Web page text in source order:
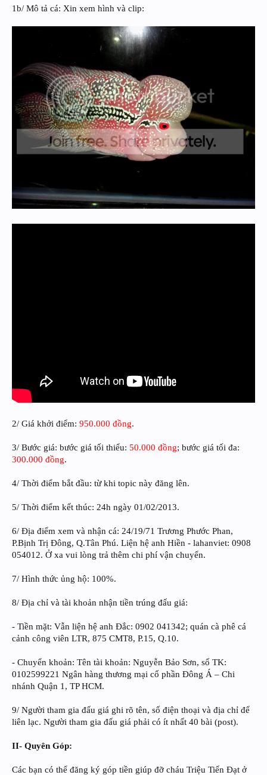
1b/ Mô tả cá: Xin xem hình và clip:
2/ Giá khởi điểm: 950.000 đồng.
3/ Bước giá: bước giá tối thiểu: 50.000 đồng; bước giá tối đa:
300.000 đồng.
4/ Thời điểm bắt đầu: từ khi topic này đăng lên.
5/ Thời điểm kết thúc: 24h ngày 01/02/2013.
6/ Địa điểm xem và nhận cá: 24/19/71 Trương Phước Phan,
P.Bịnh Trị Đông, Q.Tân Phú. Liện hệ anh Hiền - lahanviet: 0908
054012. Ở xa vui lòng trả thêm chi phí vận chuyển.
7/ Hình thức ủng hộ: 100%.
8/ Địa chỉ và tài khoản nhận tiền trúng đấu giá:
- Tiền mặt: Vẫn liện hệ anh Đắc: 0902 041342; quán cà phê cá
cảnh công viên LTR, 875 CMT8, P.15, Q.10.
- Chuyển khoản: Tên tài khoản: Nguyễn Bảo Sơn, số TK:
0102599221 Ngân hàng thương mại cố phần Đông Á – Chi
nhánh Quận 1, TP HCM.
9/ Người tham gia đấu giá ghi rõ tên, số điện thoại và địa chỉ để
liên lạc. Người tham gia đấu giá phải có ít nhất 40 bài (post).
II- Quyên Góp:
Các bạn có thể đăng ký góp tiền giúp đỡ cháu Triệu Tiến Đạt ở